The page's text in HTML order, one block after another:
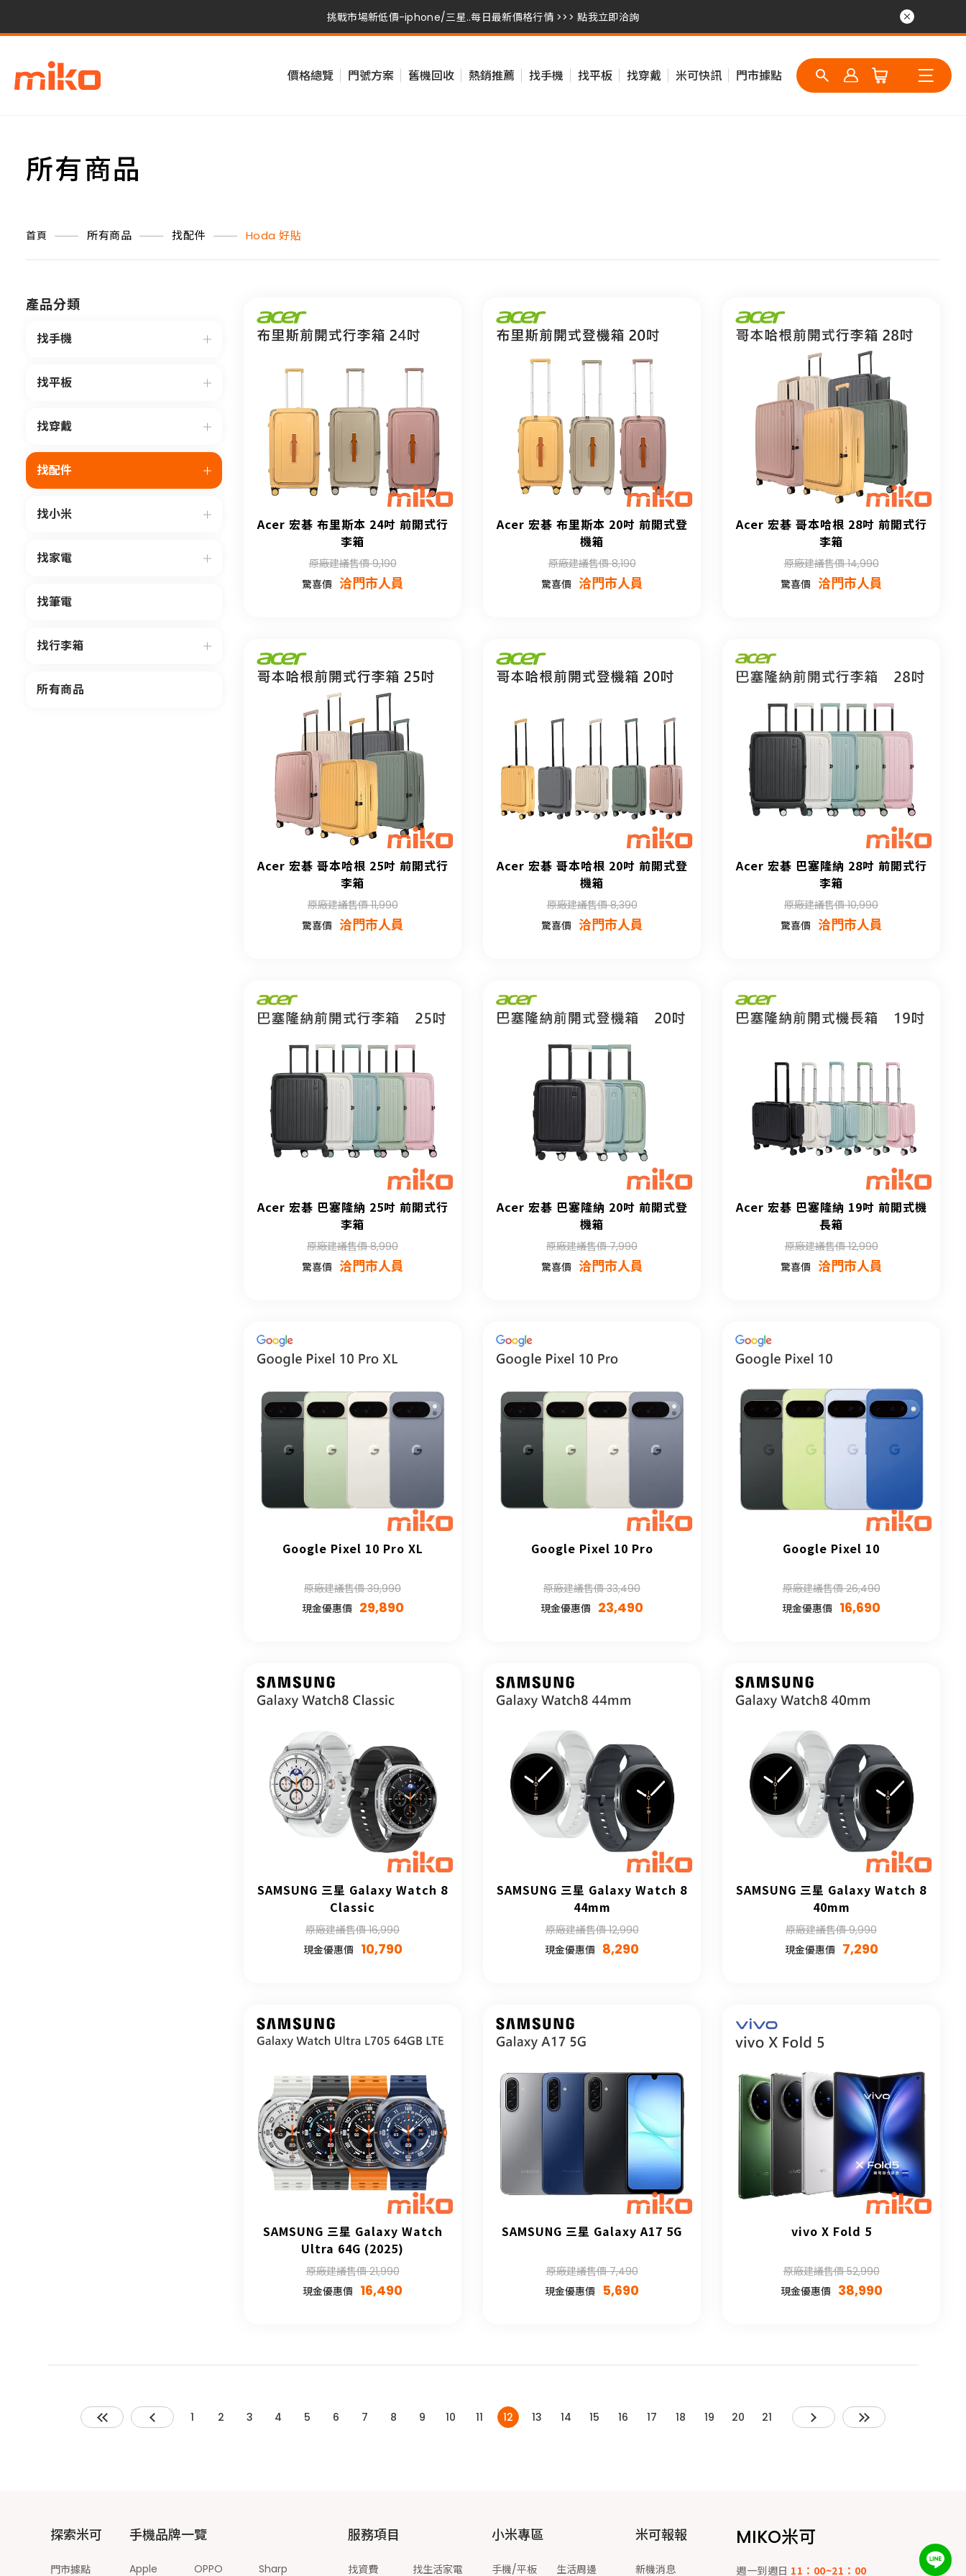
挑戰市場新低價-iphone/三星..每日最新價格行情 >>> 點我立即洽詢
挑戰市場新低價-iphone/三星..每日最新價格行情 >>> 點我立即洽詢
價格總覽 門號方案 舊機回收 熱銷推薦 找手機 找平板 找穿戴 米可快訊 門市據點
所有商品
首頁 所有商品 找配件 Hoda 好貼
產品分類
找手機
找平板
找穿戴
找配件
找小米
找家電
找筆電
找行李箱
所有商品
Acer 宏碁 布里斯本 24吋 前開式行
李箱
原廠建議售價 9,190
驚喜價 洽門市人員
Acer 宏碁 布里斯本 20吋 前開式登
機箱
原廠建議售價 8,190
驚喜價 洽門市人員
Acer 宏碁 哥本哈根 28吋 前開式行
李箱
原廠建議售價 14,990
驚喜價 洽門市人員
Acer 宏碁 哥本哈根 25吋 前開式行
李箱
原廠建議售價 11,990
驚喜價 洽門市人員
Acer 宏碁 哥本哈根 20吋 前開式登
機箱
原廠建議售價 8,390
驚喜價 洽門市人員
Acer 宏碁 巴塞隆納 28吋 前開式行
李箱
原廠建議售價 10,990
驚喜價 洽門市人員
Acer 宏碁 巴塞隆納 25吋 前開式行
李箱
原廠建議售價 8,990
驚喜價 洽門市人員
Acer 宏碁 巴塞隆納 20吋 前開式登
機箱
原廠建議售價 7,990
驚喜價 洽門市人員
Acer 宏碁 巴塞隆納 19吋 前開式機
長箱
原廠建議售價 12,990
驚喜價 洽門市人員
Google Pixel 10 Pro XL
原廠建議售價 39,990
現金優惠價 29,890
Google Pixel 10 Pro
原廠建議售價 33,490
現金優惠價 23,490
Google Pixel 10
原廠建議售價 26,490
現金優惠價 16,690
SAMSUNG 三星 Galaxy Watch 8
Classic
原廠建議售價 16,990
現金優惠價 10,790
SAMSUNG 三星 Galaxy Watch 8
44mm
原廠建議售價 12,990
現金優惠價 8,290
SAMSUNG 三星 Galaxy Watch 8
40mm
原廠建議售價 9,990
現金優惠價 7,290
SAMSUNG 三星 Galaxy Watch
Ultra 64G (2025)
原廠建議售價 21,990
現金優惠價 16,490
SAMSUNG 三星 Galaxy A17 5G
原廠建議售價 7,490
現金優惠價
5,690
vivo X Fold 5
原廠建議售價 52,990
現金優惠價 38,990
1 2 3 4 5 6 7 8 9 10 11 12 13 14 15 16 17 18 19 20 21
探索米可
門市據點
手機品牌一覽
Apple OPPO Sharp
服務項目
找資費 找生活家電
小米專區
手機/平板 生活周邊
米可報報
新機消息
MIKO米可
週一到週日 11：00~21：00